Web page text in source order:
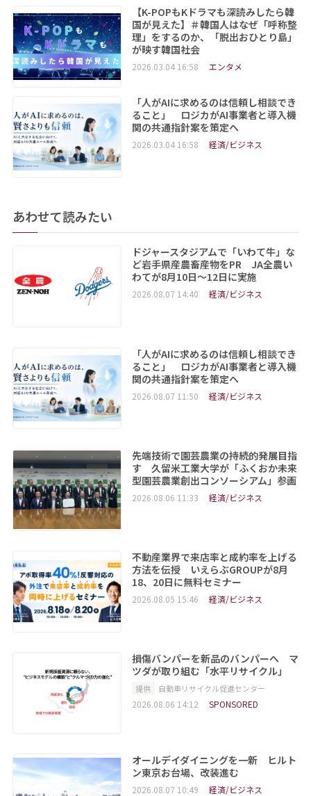
【K-POPもKドラマも深読みしたら韓
国が見えた】＃韓国人はなぜ「呼称整
理」をするのか、「脱出おひとり島」
が映す韓国社会
2026.03.04 16:58 エンタメ
「人がAIに求めるのは信頼し相談でき
ること」 ロジカがAI事業者と導入機
関の共通指針案を策定へ
2026.03.04 16:58 経済/ビジネス
あわせて読みたい
ドジャースタジアムで「いわて牛」な
ど岩手県産農畜産物をPR JA全農い
わてが8月10日～12日に実施
2026.08.07 14:40 経済/ビジネス
「人がAIに求めるのは信頼し相談でき
ること」 ロジカがAI事業者と導入機
関の共通指針案を策定へ
2026.08.07 11:50 経済/ビジネス
先端技術で園芸農業の持続的発展目指
す 久留米工業大学が「ふくおか未来
型園芸農業創出コンソーシアム」参画
2026.08.06 11:33 経済/ビジネス
不動産業界で来店率と成約率を上げる
方法を伝授 いえらぶGROUPが8月
18、20日に無料セミナー
2026.08.05 15:46 経済/ビジネス
損傷バンパーを新品のバンパーへ マ
ツダが取り組む「水平リサイクル」
提供 自動車リサイクル促進センター
2026.08.06 14:12 SPONSORED
オールデイダイニングを一新 ヒルト
ン東京お台場、改装進む
2026.08.07 10:49 経済/ビジネス